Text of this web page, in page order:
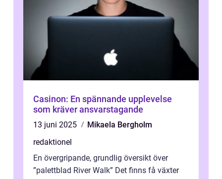
Casinon: En spännande upplevelse
som kräver ansvarstagande
13 juni 2025
Mikaela Bergholm
redaktionel
En övergripande, grundlig översikt över
”palettblad River Walk” Det finns få växter